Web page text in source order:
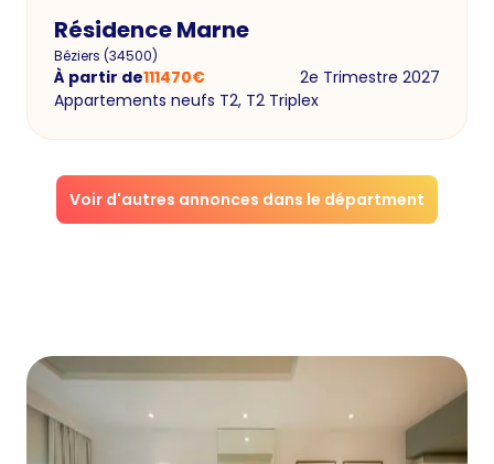
Résidence Marne
Béziers (34500)
À partir de111470€
2e Trimestre 2027
Appartements neufs T2, T2 Triplex
Voir d'autres annonces dans le départment